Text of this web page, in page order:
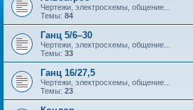
Чертежи, электросхемы, общение...
Темы: 84
Ганц 5/6–30
Чертежи, электросхемы, общение...
Темы: 33
Ганц 16/27,5
Чертежи, электросхемы, общение...
Темы: 23